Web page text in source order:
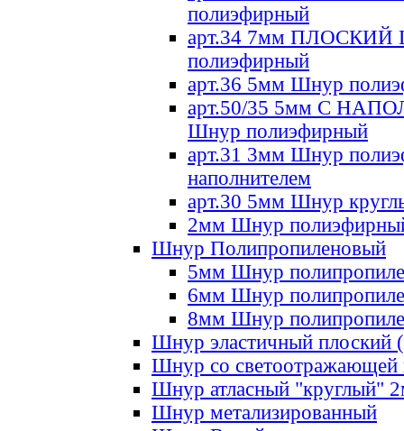
полиэфирный
арт.34 7мм ПЛОСКИЙ
полиэфирный
арт.36 5мм Шнур
арт.50/35 5мм С
Шнур полиэфирный
арт.31 3мм Шнур
наполнителем
арт.30 5мм Шнур
2мм Шнур
Шнур Полипропиленовый
5мм Шнур
6мм Шнур
8мм Шнур
Шнур эластичный плоский
Шнур со светоотражающей
Шнур атласный "круглый"
Шнур метализированный